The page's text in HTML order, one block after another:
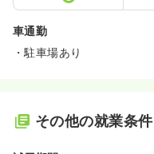
車通勤
・駐車場あり
その他の就業条件